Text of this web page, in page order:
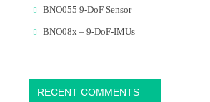
BNO055 9-DoF Sensor
BNO08x – 9-DoF-IMUs
RECENT COMMENTS